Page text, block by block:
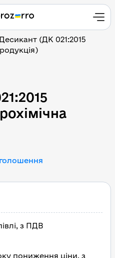
(ДК 021:2015
021:2015
з ПДВ
пониження ціни, з